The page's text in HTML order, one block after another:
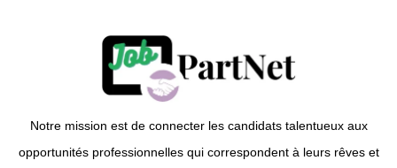
Notre mission est de connecter les candidats talentueux aux
opportunités professionnelles qui correspondent à leurs rêves et